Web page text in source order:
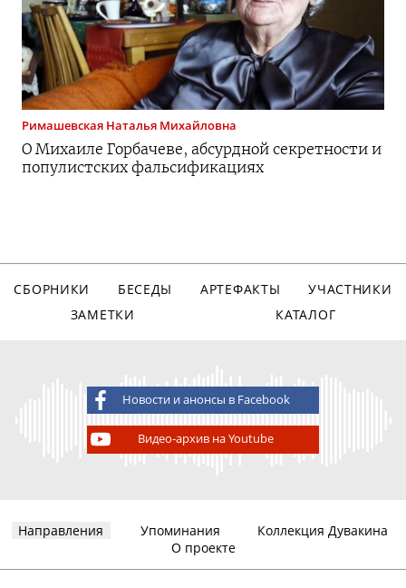
Римашевская Наталья Михайловна
О Михаиле Горбачеве, абсурдной секретности и
популистских фальсификациях
СБОРНИКИ БЕСЕДЫ АРТЕФАКТЫ
УЧАСТНИКИ
ЗАМЕТКИ
КАТАЛОГ
Новости и анонсы в Facebook
Видео-архив на Youtube
Направления Упоминания
Коллекция Дувакина
О проекте